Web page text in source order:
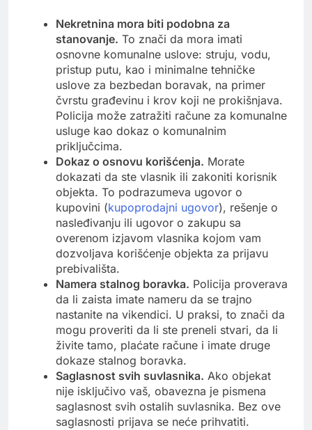
Nekretnina mora biti podobna za
stanovanje. To znači da mora imati
osnovne komunalne uslove: struju, vodu,
pristup putu, kao i minimalne tehničke
uslove za bezbedan boravak, na primer
čvrstu građevinu i krov koji ne prokišnjava.
Policija može zatražiti račune za komunalne
usluge kao dokaz o komunalnim
priključcima.
Dokaz o osnovu korišćenja. Morate
dokazati da ste vlasnik ili zakoniti korisnik
objekta. To podrazumeva ugovor o
kupovini (kupoprodajni ugovor), rešenje o
nasleđivanju ili ugovor o zakupu sa
overenom izjavom vlasnika kojom vam
dozvoljava korišćenje objekta za prijavu
prebivališta.
Namera stalnog boravka. Policija proverava
da li zaista imate nameru da se trajno
nastanite na vikendici. U praksi, to znači da
mogu proveriti da li ste preneli stvari, da li
živite tamo, plaćate račune i imate druge
dokaze stalnog boravka.
Saglasnost svih suvlasnika. Ako objekat
nije isključivo vaš, obavezna je pismena
saglasnost svih ostalih suvlasnika. Bez ove
saglasnosti prijava se neće prihvatiti.